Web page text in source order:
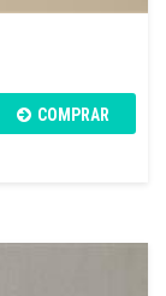
COMPRAR